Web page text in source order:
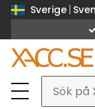
Sverige